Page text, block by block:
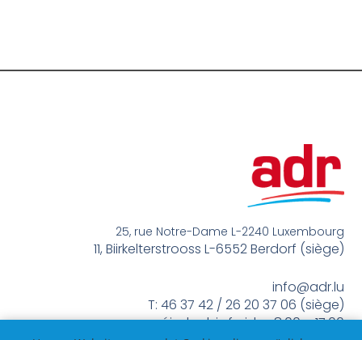
25, rue Notre-Dame L-2240 Luxembourg
11, Biirkelterstrooss L-6552 Berdorf (siège)
info@adr.lu
T: 46 37 42 / 26 20 37 06 (siège)
méindes bis freides 8:00 – 17:00